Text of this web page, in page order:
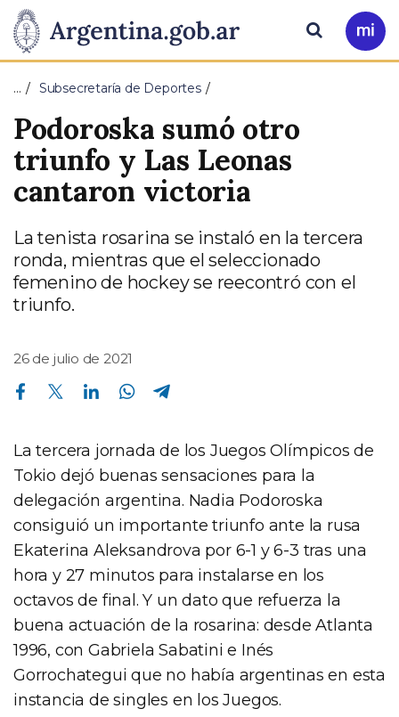
Presidencia
de
la
Nación
Pasar al contenido principal
Ir
a
Buscar
… Subsecretaría de Deportes
Podoroska sumó otro
triunfo y Las Leonas
cantaron victoria
La tenista rosarina se instaló en la tercera
ronda, mientras que el seleccionado
femenino de hockey se reecontró con el
triunfo.
26 de julio de 2021
Compartir en Facebook Compartir en Twitter Compartir en Linkedin Compartir en Whatsapp
La tercera jornada de los Juegos Olímpicos de
Tokio dejó buenas sensaciones para la
delegación argentina. Nadia Podoroska
consiguió un importante triunfo ante la rusa
Ekaterina Aleksandrova por 6-1 y 6-3 tras una
hora y 27 minutos para instalarse en los
octavos de final. Y un dato que refuerza la
buena actuación de la rosarina: desde Atlanta
1996, con Gabriela Sabatini e Inés
Gorrochategui que no había argentinas en esta
instancia de singles en los Juegos.